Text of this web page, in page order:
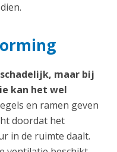
maar bij
kan het wel
en ramen geven
doordat het
in de ruimte daalt.